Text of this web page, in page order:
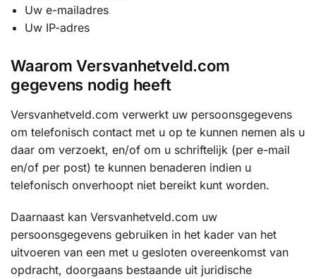
Uw e-mailadres
Uw IP-adres
Waarom Versvanhetveld.com
gegevens nodig heeft
Versvanhetveld.com verwerkt uw persoonsgegevens
om telefonisch contact met u op te kunnen nemen als u
daar om verzoekt, en/of om u schriftelijk (per e-mail
en/of per post) te kunnen benaderen indien u
telefonisch onverhoopt niet bereikt kunt worden.
Daarnaast kan Versvanhetveld.com uw
persoonsgegevens gebruiken in het kader van het
uitvoeren van een met u gesloten overeenkomst van
opdracht, doorgaans bestaande uit juridische